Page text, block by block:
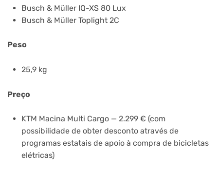
Busch & Müller IQ-XS 80 Lux
Busch & Müller Toplight 2C
Peso
25,9 kg
Preço
KTM Macina Multi Cargo — 2.299 € (com
possibilidade de obter desconto através de
programas estatais de apoio à compra de bicicletas
elétricas)